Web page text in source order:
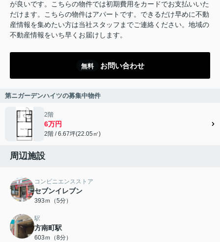
が良いです。こちらの物件では初期費用をカードでお支払いいた
だけます。こちらの物件はアパートです。できるだけ早めに不動
産情報を集めたい方は当社スタッフまでご連絡ください。地域の
不動産情報をいち早くお届けします。
無料 お問い合わせ
第ニガーデンハイツの募集中物件
2階
6万円
2階 / 6.67坪(22.05㎡)
周辺施設
コンビニエンスストア
セブンイレブン
393ｍ（5分）
駅
方南町駅
603ｍ（8分）